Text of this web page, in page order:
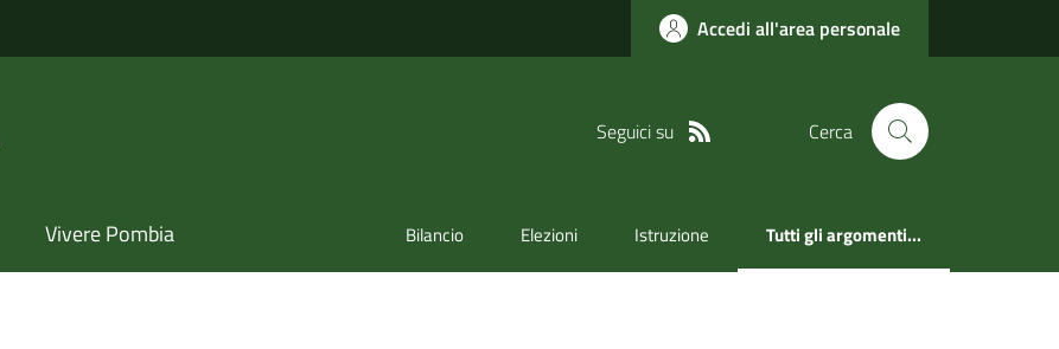
Accedi all'area personale
Seguici su Cerca
Vivere Pombia Bilancio Elezioni Istruzione Tutti gli argomenti...